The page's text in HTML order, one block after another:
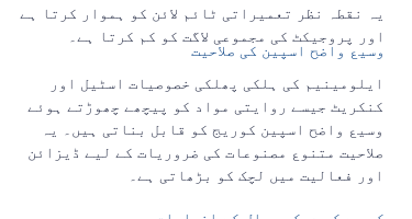
یہ نقطہ نظر تعمیراتی ٹائم لائن کو ہموار کرتا ہے
اور پروجیکٹ کی مجموعی لاگت کو کم کرتا ہے۔
وسیع واضح اسپین کی صلاحیت
ایلومینیم کی ہلکی پھلکی خصوصیات اسٹیل اور
کنکریٹ جیسے روایتی مواد کو پیچھے چھوڑتے ہوئے
وسیع واضح اسپین کوریج کو قابل بناتی ہیں۔ یہ
صلاحیت متنوع مصنوعات کی ضروریات کے لیے ڈیزائن
اور فعالیت میں لچک کو بڑھاتی ہے۔